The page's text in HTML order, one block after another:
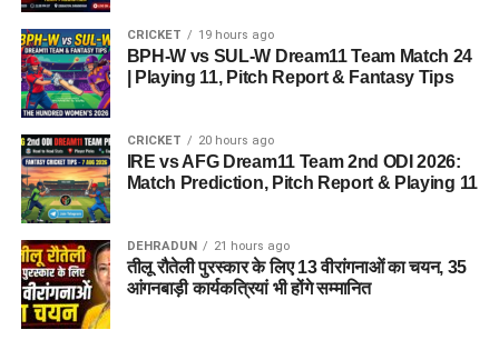
है, जहां वे खुद को सुरक्षित, सम्मानित और परिवार का हिस्सा महसूस कर
सकें।
5 एकड़ जमीन की हो रही है तलाश
आलंबन गांव विकसित करने के लिए करीब 5 एकड़ जमीन की आवश्यकता
बताई गई है। विभाग की पहली प्राथमिकता देहरादून जिले या उसके
आसपास जमीन तलाशने की थी, लेकिन फिलहाल उपयुक्त जमीन उपलब्ध
नहीं हो पाई है। अब विभाग की ओर से हरिद्वार और आसपास के क्षेत्रों में
जमीन की तलाश की जा रही है। अधिकारियों को उम्मीद है कि हरिद्वार में
इसके लिए उपयुक्त जमीन मिल सकती है।
इसके अलावा उत्तरकाशी जिले के चिन्यालीसौड़ में भी एक जमीन को लेकर
CRICKET 19 hours ago
BPH-W vs SUL-W Dream11 Team Match 24
| Playing 11, Pitch Report & Fantasy Tips
CRICKET 20 hours ago
IRE vs AFG Dream11 Team 2nd ODI 2026:
Match Prediction, Pitch Report & Playing 11
DEHRADUN 21 hours ago
तीलू रौतेली पुरस्कार के लिए 13 वीरांगनाओं का चयन, 35
आंगनबाड़ी कार्यकत्रियां भी होंगे सम्मानित